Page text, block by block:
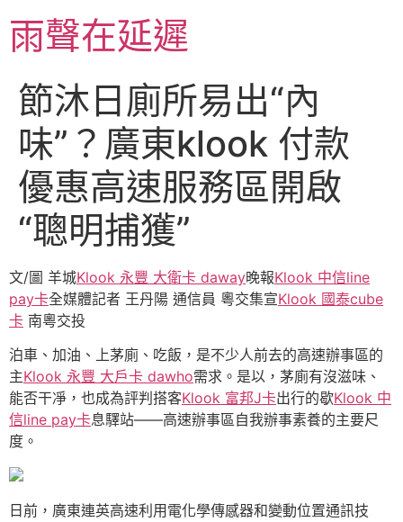
至
主雨聲在延遲
節沐日廁所易出“內
味”？廣東klook 付款
優惠高速服務區開啟
“聰明捕獲”
文/圖 羊城Klook 永豐 大衛卡 daway晚報Klook 中信line
pay卡全媒體記者 王丹陽 通信員 粵交集宣Klook 國泰cube
卡 南粵交投
泊車、加油、上茅廁、吃飯，是不少人前去的高速辦事區的
主Klook 永豐 大戶卡 dawho需求。是以，茅廁有沒滋味、
能否干凈，也成為評判搭客Klook 富邦J卡出行的歇Klook 中
信line pay卡息驛站——高速辦事區自我辦事素養的主要尺
度。
日前，廣東連英高速利用電化學傳感器和變動位置通訊技